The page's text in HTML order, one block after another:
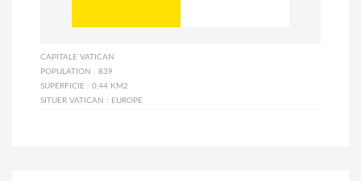
CAPITALE VATICAN
POPULATION : 839
SUPERFICIE : 0,44 KM2
SITUER VATICAN : EUROPE